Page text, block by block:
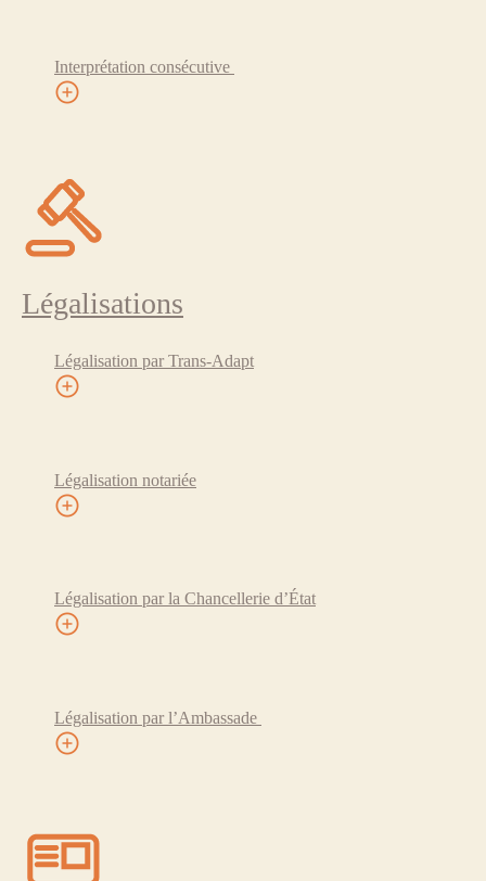
Interprétation consécutive
Légalisations
Légalisation par Trans-Adapt
Légalisation notariée
Légalisation par la Chancellerie d’État
Légalisation par l’Ambassade